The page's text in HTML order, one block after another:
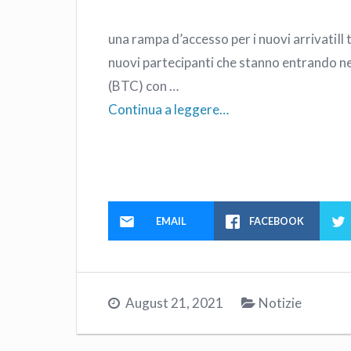
una rampa d’accesso per i nuovi
nuovi partecipanti che stanno entrando
(BTC) con …
Continua a leggere…
EMAIL FACEBOOK
August 21, 2021 Notizie